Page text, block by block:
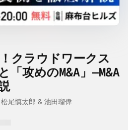
クラウドワークス
「攻めのM&A」—M&A
尾慎太郎 & 池田瑠偉